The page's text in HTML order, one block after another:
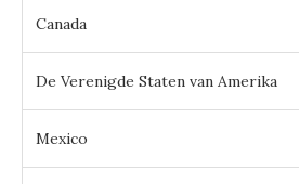
Canada
De Verenigde Staten van Amerika
Mexico